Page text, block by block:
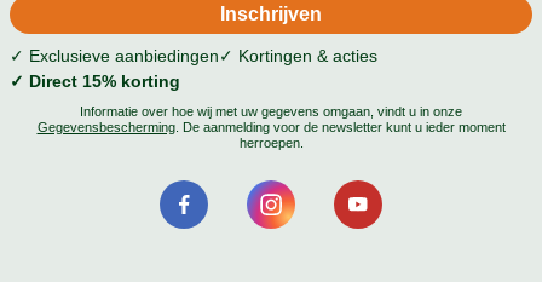
✓ Exclusieve aanbiedingen✓ Kortingen & acties
✓ Direct 15% korting
Informatie over hoe wij met uw gegevens omgaan, vindt u in onze
Gegevensbescherming. De aanmelding voor de newsletter kunt u ieder moment
herroepen.